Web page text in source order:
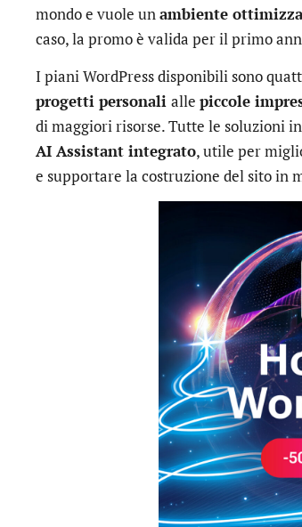
mondo e vuole unambiente
caso, la promo è valida per il primo
I piani WordPress disponibili sono
progetti personali alle piccole
di maggiori risorse. Tutte le soluzioni
AI Assistant integrato, utile per
e supportare la costruzione del sito in